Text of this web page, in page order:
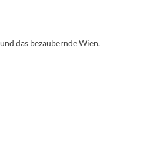
das bezaubernde Wien.